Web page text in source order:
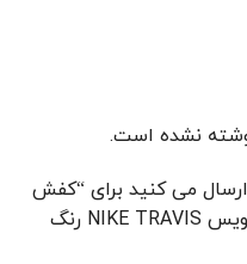
نشده است.
می کنید برای “کفش
کتانی زنانه و دخترانه مدل نایک ترویس NIKE TRAVIS رنگ